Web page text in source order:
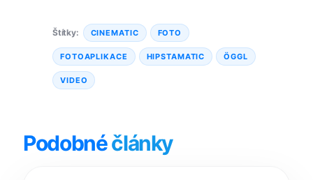
Štítky: CINEMATIC FOTO
FOTOAPLIKACE HIPSTAMATIC ÖGGL
VIDEO
Podobnéčlánky